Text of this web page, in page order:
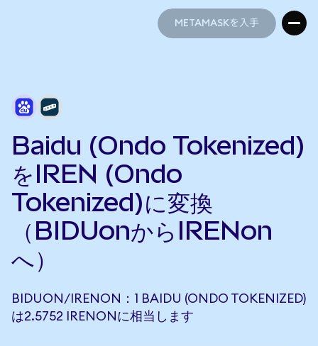
METAMASKを入手
Baidu (Ondo Tokenized)
をIREN (Ondo
Tokenized)に変換
（BIDUonからIRENon
へ）
BIDUON/IRENON：1 BAIDU (ONDO TOKENIZED)
は2.5752 IRENONに相当します